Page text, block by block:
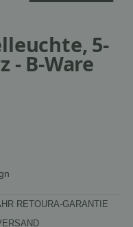
5-
- B-Ware
RETOURA-GARANTIE